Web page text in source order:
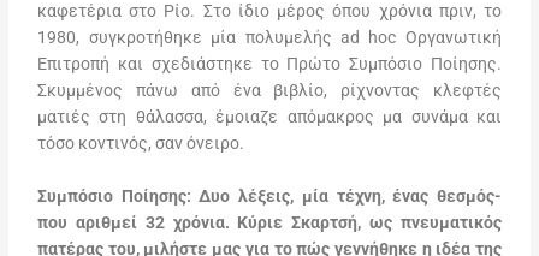
καφετέρια στο Ρίο. Στο ίδιο μέρος όπου χρόνια πριν, το
1980, συγκροτήθηκε μία πολυμελής ad hoc Οργανωτική
Επιτροπή και σχεδιάστηκε το Πρώτο Συμπόσιο Ποίησης.
Σκυμμένος πάνω από ένα βιβλίο, ρίχνοντας κλεφτές
ματιές στη θάλασσα, έμοιαζε απόμακρος μα συνάμα και
τόσο κοντινός, σαν όνειρο.
Συμπόσιο Ποίησης: Δυο λέξεις, μία τέχνη, ένας θεσμός-
που αριθμεί 32 χρόνια. Κύριε Σκαρτσή, ως πνευματικός
πατέρας του, μιλήστε μας για το πώς γεννήθηκε η ιδέα της